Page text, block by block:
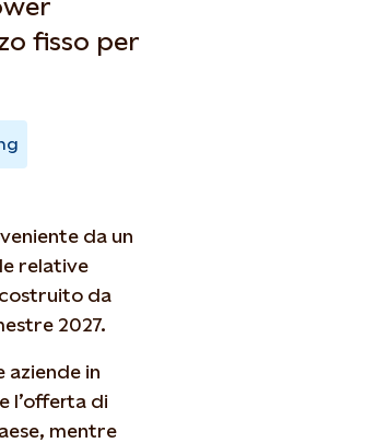
fisso per
da un
relative
costruito da
2027.
aziende in
l’offerta di
mentre